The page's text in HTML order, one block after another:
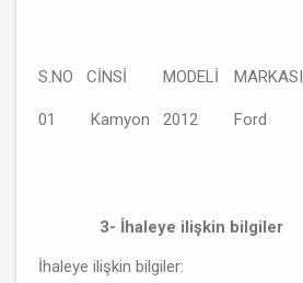
S.NO CİNSİ MODELİ MARKASI
01 Kamyon 2012 Ford
3- İhaleye ilişkin bilgiler
İhaleye ilişkin bilgiler: